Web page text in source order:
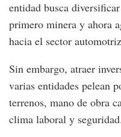
entidad busca
primero minera y ahora
hacia el sector
Sin embargo, atraer
varias entidades pelean
terrenos, mano de obra
clima laboral y seguridad.